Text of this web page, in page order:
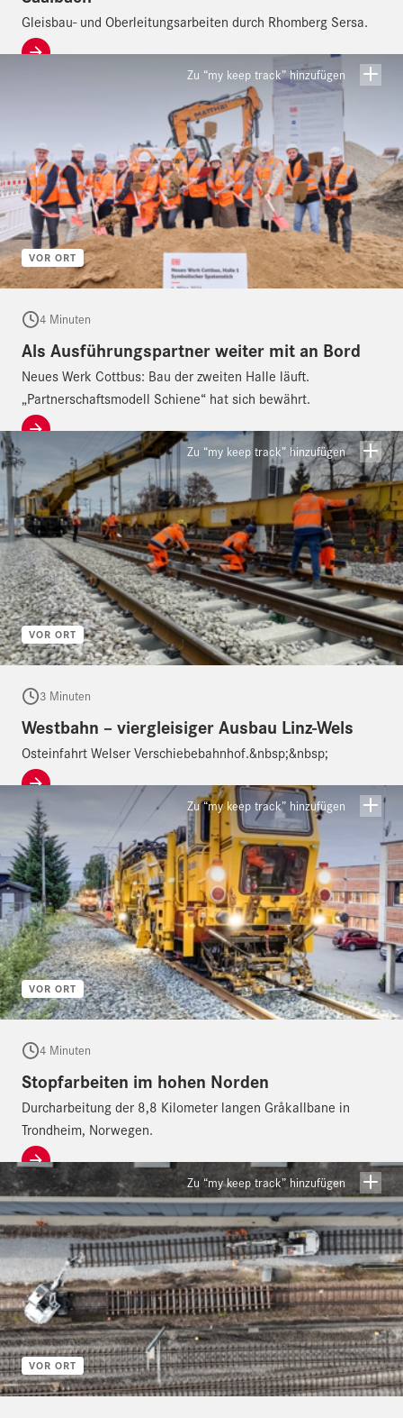
Gleisbau- und Oberleitungsarbeiten durch Rhomberg Sersa.
VOR ORT
Zu “my keep track” hinzufügen
4 Minuten
Als Ausführungspartner weiter mit an Bord
Neues Werk Cottbus: Bau der zweiten Halle läuft.
„Partnerschaftsmodell Schiene“ hat sich bewährt.
VOR ORT
Zu “my keep track” hinzufügen
3 Minuten
Westbahn – viergleisiger Ausbau Linz-Wels
Osteinfahrt Welser Verschiebebahnhof.&nbsp;&nbsp;
VOR ORT
Zu “my keep track” hinzufügen
4 Minuten
Stopfarbeiten im hohen Norden
Durcharbeitung der 8,8 Kilometer langen Gråkallbane in
Trondheim, Norwegen.
VOR ORT
Zu “my keep track” hinzufügen